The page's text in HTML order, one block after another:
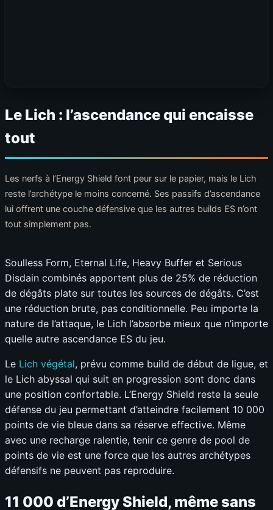
Le Lich : l’ascendance qui encaisse
tout
Les nerfs à l’Energy Shield font peur sur le papier, mais le Lich
reste l’archétype le moins concerné. Ses passifs d’ascendance
lui offrent une couche défensive que les autres builds ES n’ont
tout simplement pas.
Soulless Form, Eternal Life, Heavy Buffer et Serious
Disdain combinés apportent plus de 25% de réduction
de dégâts plate sur toutes les sources de dégâts. C’est
une réduction brute, pas conditionnelle. Peu importe la
nature de l’attaque, le Lich l’absorbe mieux que n’importe
quelle autre ascendance ES du jeu.
Le Lich végétal, prévu comme build de début de ligue, et
le Lich abyssal qui suit en progression sont donc dans
une position confortable. L’Energy Shield reste la seule
défense du jeu permettant d’atteindre facilement 10 000
points de vie bleue dans sa réserve effective. Même
avec une recharge ralentie, tenir ce genre de pool de
points de vie est une force que les autres archétypes
défensifs ne peuvent pas reproduire.
11 000 d’Energy Shield, même sans